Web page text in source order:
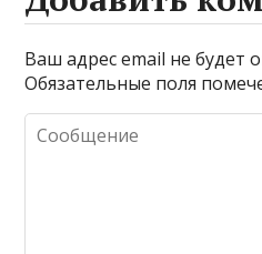
Ваш адрес email не будет
Обязательные поля